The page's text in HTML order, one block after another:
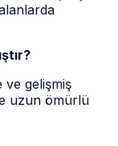
ve gelişmiş
uzun ömürlü